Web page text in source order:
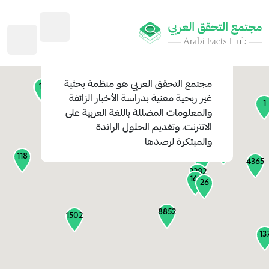
8852
127
45
2282
4365
1502
118
1113
26
1
161
مجتمع التحقق العربيهو منظمة بحثية
غير ربحية معنية بدراسة الأخبار الزائفة
والمعلومات المضللة باللغة العربية على
الانترنت، وتقديم الحلول الرائدة
والمبتكرة لرصدها